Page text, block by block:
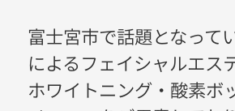
富士宮市で話題となって
によるフェイシャルエス
ホワイトニング・酸素ボ